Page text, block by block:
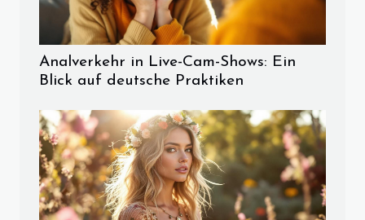
Analverkehr in Live-Cam-Shows: Ein
Blick auf deutsche Praktiken